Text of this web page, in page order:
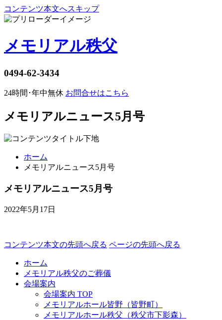
コンテンツ本文へスキップ
メモリアル秩父
0494-62-3434
24時間･年中無休 お問合せはこちら
メモリアルニュース5月号
ホーム
メモリアルニュース5月号
メモリアルニュース5月号
2022年5月17日
コンテンツ本文の先頭へ戻る ページの先頭へ戻る
ホーム
メモリアル秩父のご葬儀
会場案内
会場案内 TOP
メモリアルホール皆野（皆野町）
メモリアルホール秩父（秩父市下影森）